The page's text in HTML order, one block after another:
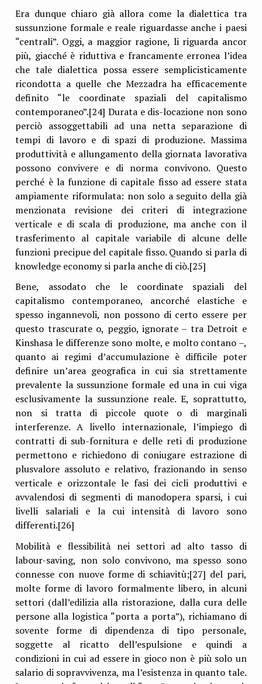
Era dunque chiaro già allora come la dialettica tra
sussunzione formale e reale riguardasse anche i paesi
“centrali”. Oggi, a maggior ragione, li riguarda ancor
più, giacché è riduttiva e francamente erronea l’idea
che tale dialettica possa essere semplicisticamente
ricondotta a quelle che Mezzadra ha efficacemente
definito “le coordinate spaziali del capitalismo
contemporaneo”.[24] Durata e dis-locazione non sono
perciò assoggettabili ad una netta separazione di
tempi di lavoro e di spazi di produzione. Massima
produttività e allungamento della giornata lavorativa
possono convivere e di norma convivono. Questo
perché è la funzione di capitale fisso ad essere stata
ampiamente riformulata: non solo a seguito della già
menzionata revisione dei criteri di integrazione
verticale e di scala di produzione, ma anche con il
trasferimento al capitale variabile di alcune delle
funzioni precipue del capitale fisso. Quando si parla di
knowledge economy si parla anche di ciò.[25]
Bene, assodato che le coordinate spaziali del
capitalismo contemporaneo, ancorché elastiche e
spesso ingannevoli, non possono di certo essere per
questo trascurate o, peggio, ignorate – tra Detroit e
Kinshasa le differenze sono molte, e molto contano –,
quanto ai regimi d’accumulazione è difficile poter
definire un’area geografica in cui sia strettamente
prevalente la sussunzione formale ed una in cui viga
esclusivamente la sussunzione reale. E, soprattutto,
non si tratta di piccole quote o di marginali
interferenze. A livello internazionale, l’impiego di
contratti di sub-fornitura e delle reti di produzione
permettono e richiedono di coniugare estrazione di
plusvalore assoluto e relativo, frazionando in senso
verticale e orizzontale le fasi dei cicli produttivi e
avvalendosi di segmenti di manodopera sparsi, i cui
livelli salariali e la cui intensità di lavoro sono
differenti.[26]
Mobilità e flessibilità nei settori ad alto tasso di
labour-saving, non solo convivono, ma spesso sono
connesse con nuove forme di schiavitù;[27] del pari,
molte forme di lavoro formalmente libero, in alcuni
settori (dall’edilizia alla ristorazione, dalla cura delle
persone alla logistica “porta a porta”), richiamano di
sovente forme di dipendenza di tipo personale,
soggette al ricatto dell’espulsione e quindi a
condizioni in cui ad essere in gioco non è più solo un
salario di sopravvivenza, ma l’esistenza in quanto tale.